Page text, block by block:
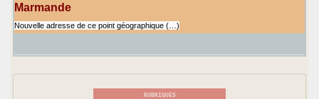
Marmande
Nouvelle adresse de ce point géographique (…)
RUBRIQUES